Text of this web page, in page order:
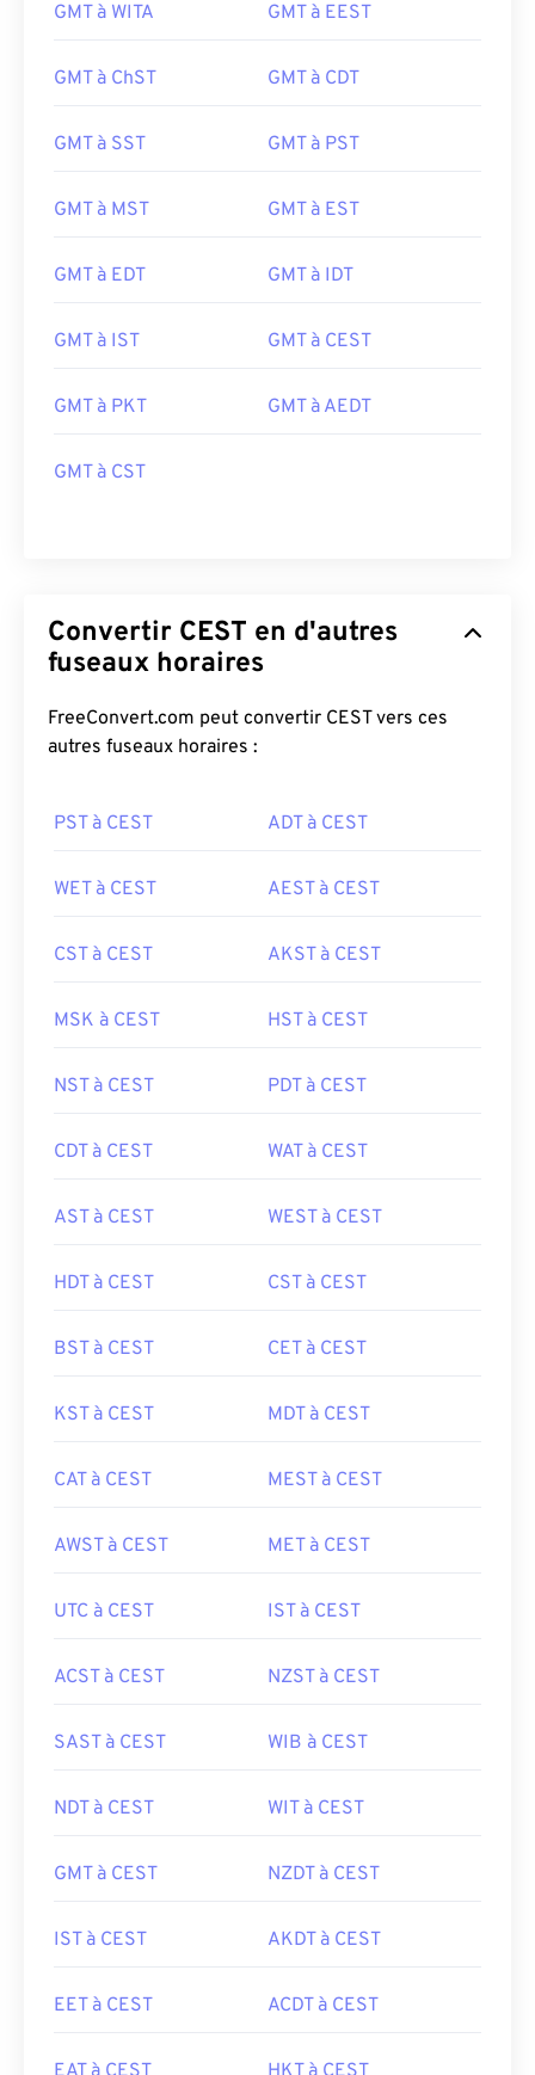
GMT à WITA GMT à EEST
GMT à ChST GMT à CDT
GMT à SST GMT à PST
GMT à MST GMT à EST
GMT à EDT GMT à IDT
GMT à IST GMT à CEST
GMT à PKT GMT à AEDT
GMT à CST
Convertir CEST en d'autres
fuseaux horaires
FreeConvert.com peut convertir CEST vers ces
autres fuseaux horaires :
PST à CEST ADT à CEST
WET à CEST AEST à CEST
CST à CEST AKST à CEST
MSK à CEST HST à CEST
NST à CEST PDT à CEST
CDT à CEST WAT à CEST
AST à CEST WEST à CEST
HDT à CEST CST à CEST
BST à CEST CET à CEST
KST à CEST MDT à CEST
CAT à CEST MEST à CEST
AWST à CEST MET à CEST
UTC à CEST IST à CEST
ACST à CEST NZST à CEST
SAST à CEST WIB à CEST
NDT à CEST WIT à CEST
GMT à CEST NZDT à CEST
IST à CEST AKDT à CEST
EET à CEST ACDT à CEST